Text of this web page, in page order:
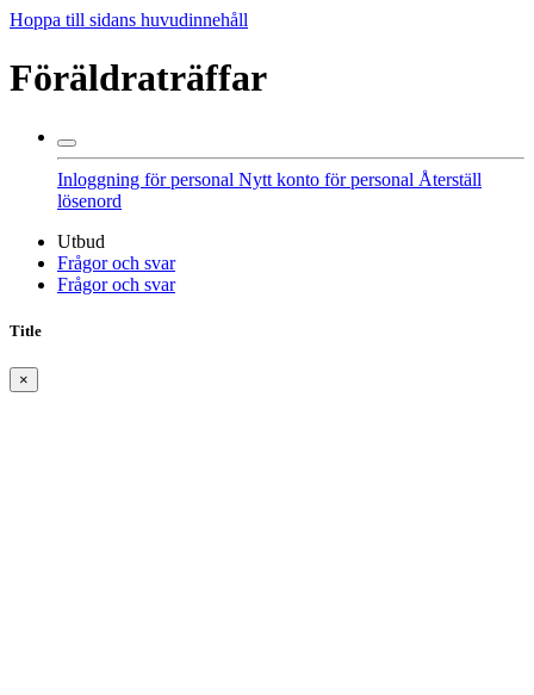
Hoppa till sidans huvudinnehåll
Föräldraträffar
Inloggning för personal Nytt konto för personal Återställ
lösenord
Utbud
Frågor och svar
Frågor och svar
Title
×